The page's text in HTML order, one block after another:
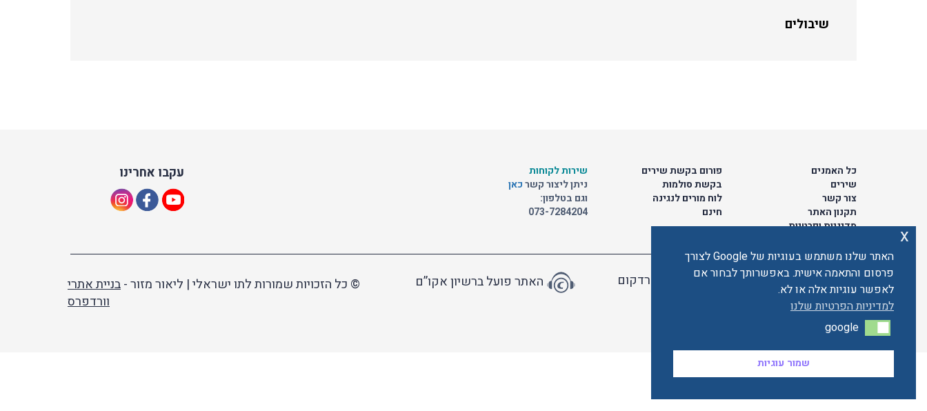
שיבולים
עקבו אחרינו
שירות לקוחות
ניתן ליצור קשרכאן
וגם בטלפון:
073-7284204
פורום בקשת שירים
בקשת סולמות
לוח מורים לנגינה
חינם
כל האמנים
שירים
צור קשר
תקנון האתר
מדיניות ופרטיות
© כל הזכויות שמורות לתו ישראלי | ליאור מזור -בניית אתרי
וורדפרס
האתר פועל ברשיון אקו”ם האתר מאובטח ע"י קארדקום
האתר שלנו משתמש בעוגיות של Google לצורך
פרסום והתאמה אישית. באפשרותך לבחור אם
לאפשר עוגיות אלה או לא.
למדיניות הפרטיות שלנו
google
google
שמור עוגיות
x